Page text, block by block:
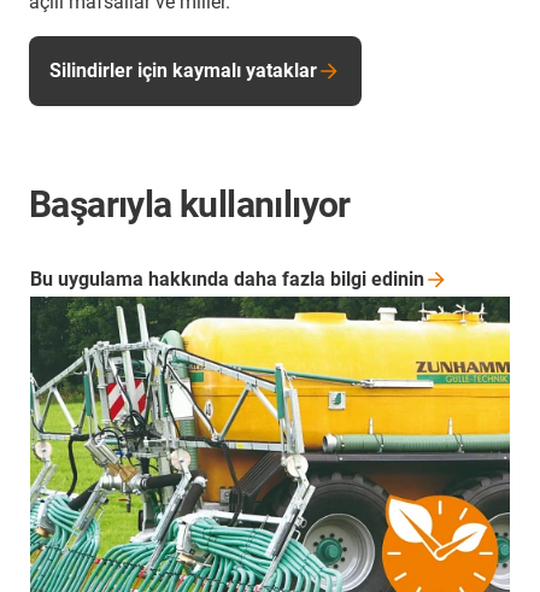
Silindirler için kaymalı yataklar
Başarıyla kullanılıyor
Bu uygulama hakkında daha fazla bilgi edinin